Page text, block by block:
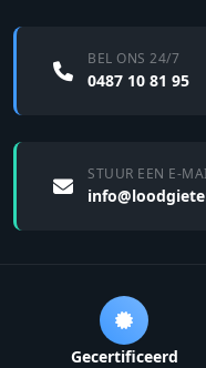
BEL ONS 24/7
0487 10 81 95
STUUR EEN E-
Gecertificeerd